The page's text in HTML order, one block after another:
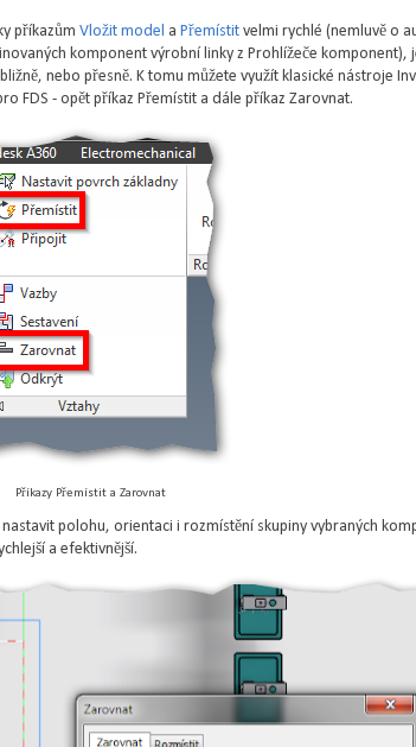
příkazům Vložit model a Přemístit velmi rychlé (nemluvě o
komponent výrobní linky z Prohlížeče komponent),
nebo přesně. K tomu můžete využít klasické nástroje
FDS - opět příkaz Přemístit a dále příkaz Zarovnat.
Příkazy Přemístit a Zarovnat
polohu, orientaci i rozmístění skupiny vybraných
a efektivnější.